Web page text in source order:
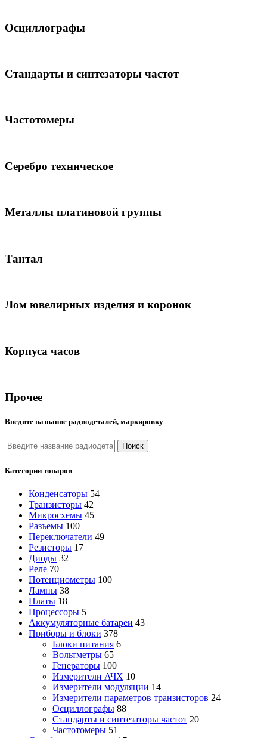
Осциллографы
Стандарты и синтезаторы частот
Частотомеры
Серебро техническое
Металлы платиновой группы
Тантал
Лом ювелирных изделия и коронок
Корпуса часов
Прочее
Введите название радиодеталей, маркировку
Поиск
Категории товаров
Конденсаторы 54
Транзисторы 42
Микросхемы 45
Разъемы 100
Переключатели 49
Резисторы 17
Диоды 32
Реле 70
Потенциометры 100
Лампы 38
Платы 18
Процессоры 5
Аккумуляторные батареи 43
Приборы и блоки 378
Блоки питания 6
Вольтметры 65
Генераторы 100
Измерители АЧХ 10
Измерители модуляции 14
Измерители параметров транзисторов 24
Осциллографы 88
Стандарты и синтезаторы частот 20
Частотомеры 51